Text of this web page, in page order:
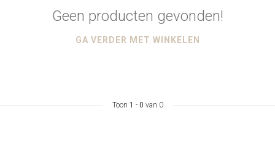
Geen producten gevonden!
GA VERDER MET WINKELEN
Toon 1 - 0 van 0